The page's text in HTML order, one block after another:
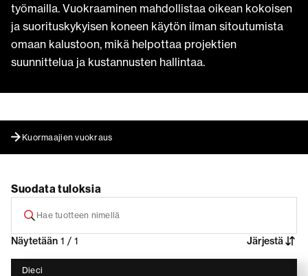
työmailla. Vuokraaminen mahdollistaa oikean kokoisen
ja suorituskykyisen koneen käytön ilman sitoutumista
omaan kalustoon, mikä helpottaa projektien
suunnittelua ja kustannusten hallintaa.
Kuormaajien vuokraus
Suodata tuloksia
Näytetään 1 / 1 Järjestä
Dieci